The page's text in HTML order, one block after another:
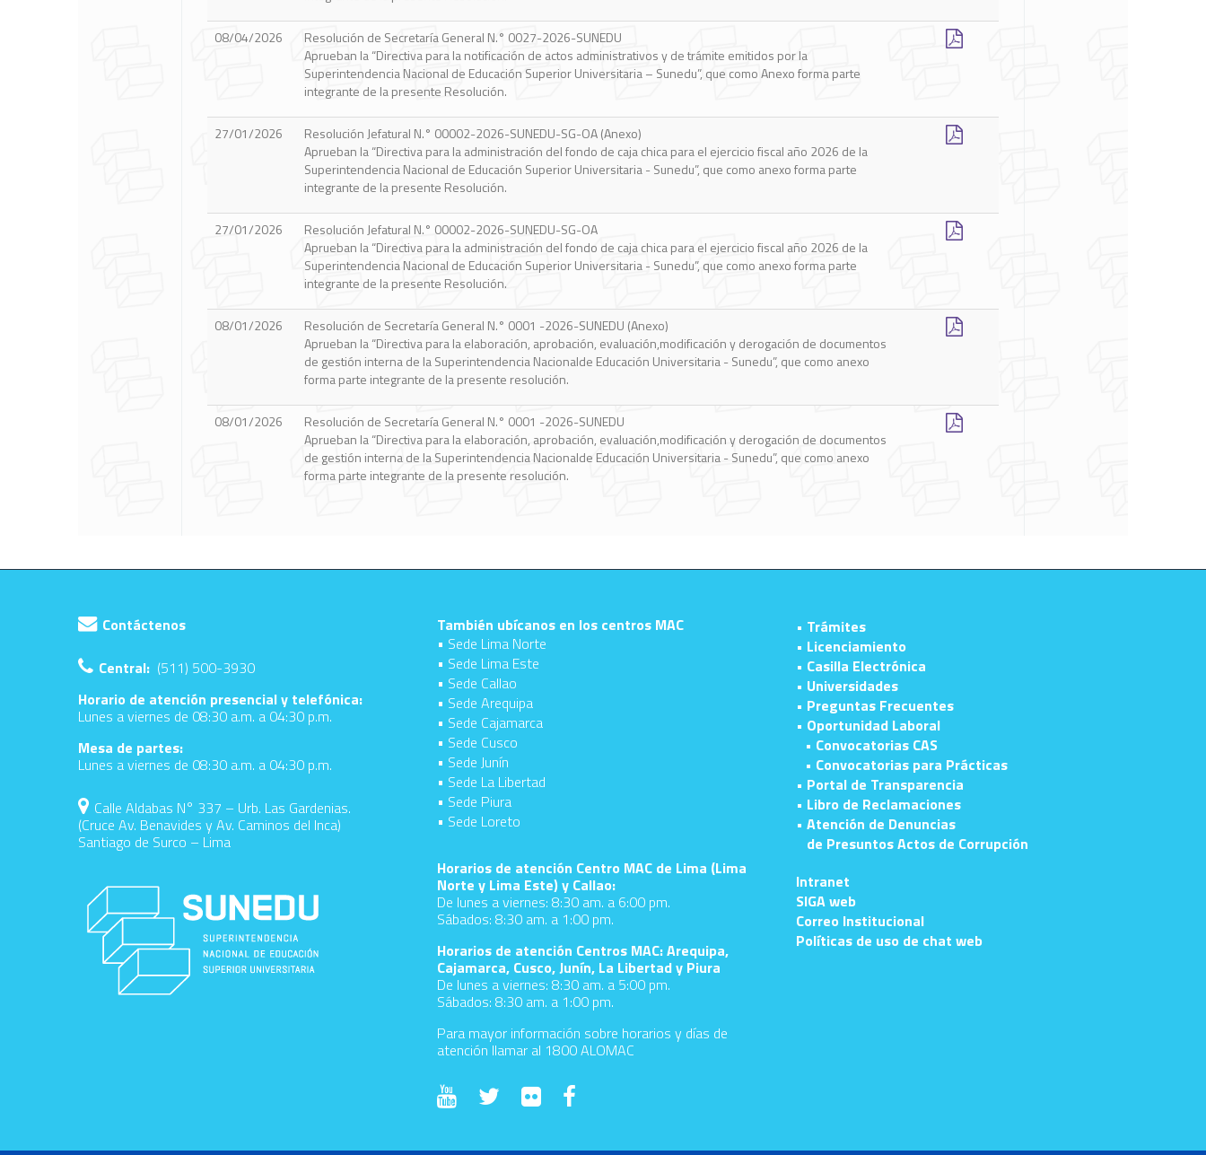
Contáctenos
Central: (511) 500-3930
Horario de atención presencial y telefónica:
Lunes a viernes de 08:30 a.m. a 04:30 p.m.
Mesa de partes:
Lunes a viernes de 08:30 a.m. a 04:30 p.m.
Calle Aldabas N° 337 – Urb. Las Gardenias.
(Cruce Av. Benavides y Av. Caminos del Inca)
Santiago de Surco – Lima
También ubícanos en los centros MAC
• Sede Lima Norte
• Sede Lima Este
• Sede Callao
• Sede Arequipa
• Sede Cajamarca
• Sede Cusco
• Sede Junín
• Sede La Libertad
• Sede Piura
• Sede Loreto
Horarios de atención Centro MAC de Lima (Lima
Norte y Lima Este) y Callao:
De lunes a viernes: 8:30 am. a 6:00 pm.
Sábados: 8:30 am. a 1:00 pm.
Horarios de atención Centros MAC: Arequipa,
Cajamarca, Cusco, Junín, La Libertad y Piura
De lunes a viernes: 8:30 am. a 5:00 pm.
Sábados: 8:30 am. a 1:00 pm.
Para mayor información sobre horarios y días de
atención llamar al 1800 ALOMAC
• Trámites
• Licenciamiento
• Casilla Electrónica
• Universidades
• Preguntas Frecuentes
• Oportunidad Laboral
• Convocatorias CAS
• Convocatorias para Prácticas
• Portal de Transparencia
• Libro de Reclamaciones
• Atención de Denuncias
de Presuntos Actos de Corrupción
Intranet
SIGA web
Correo Institucional
Políticas de uso de chat web